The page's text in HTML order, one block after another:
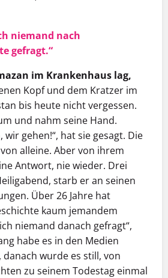
niemand nach
gefragt.“
im Krankenhaus lag,
Kopf und dem Kratzer im
bis heute nicht vergessen.
und nahm seine Hand.
wir gehen!“, hat sie gesagt. Die
alleine. Aber von ihrem
Antwort, nie wieder. Drei
starb er an seinen
Über 26 Jahre hat
kaum jemandem
niemand danach gefragt“,
habe es in den Medien
danach wurde es still, von
zu seinem Todestag einmal